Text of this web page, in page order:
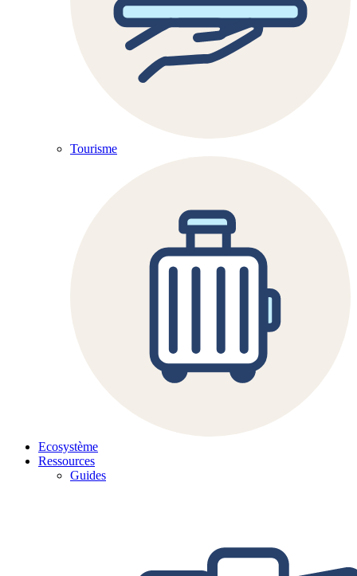
Tourisme
Ecosystème
Ressources
Guides